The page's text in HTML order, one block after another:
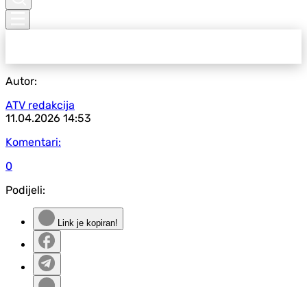
Autor:
ATV redakcija
11.04.2026 14:53
Komentari:
0
Podijeli:
Link je kopiran!